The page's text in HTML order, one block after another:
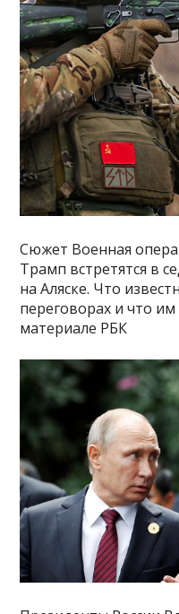
Сюжет Военная
Трамп встретятся в
на Аляске. Что
переговорах и что
материале РБК